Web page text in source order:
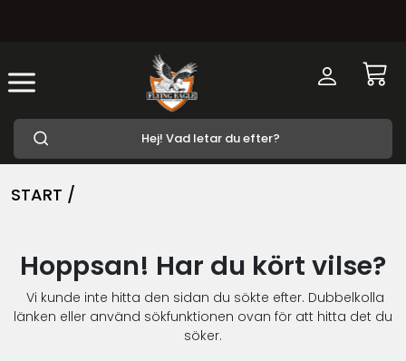
START /
Hoppsan! Har du kört vilse?
Vi kunde inte hitta den sidan du sökte efter. Dubbelkolla
länken eller använd sökfunktionen ovan för att hitta det du
söker.